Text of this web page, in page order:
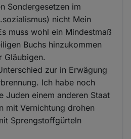
Sondergesetzen im
nicht Mein
muss wohl ein Mindestmaß
Buchs hinzukommen
Gläubigen.
zur in Erwägung
Ich habe noch
Juden einem anderen Staat
mit Vernichtung drohen
Sprengstoffgürteln